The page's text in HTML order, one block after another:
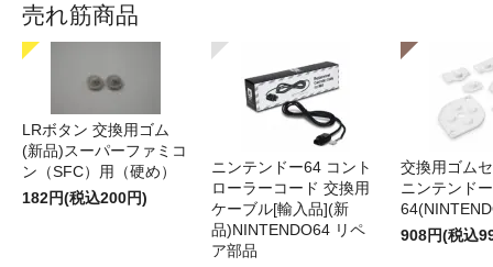
売れ筋商品
LRボタン 交換用ゴム
(新品)スーパーファミコ
ン（SFC）用（硬め）
182円(税込200円)
ニンテンドー64 コント
ローラーコード 交換用
ケーブル[輸入品](新
品)NINTENDO64 リペ
ア部品
交換用ゴム
ニンテンドー
908円(税込